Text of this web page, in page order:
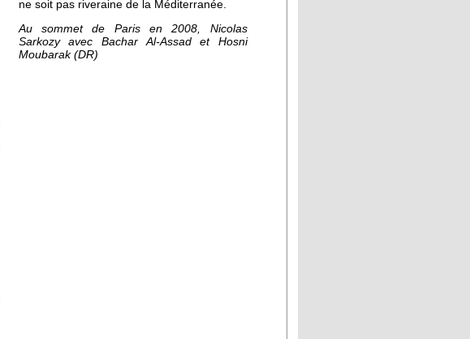
ne soit pas riveraine de la Méditerranée.
Au sommet de Paris en 2008, Nicolas
Sarkozy avec Bachar Al-Assad et Hosni
Moubarak (DR)